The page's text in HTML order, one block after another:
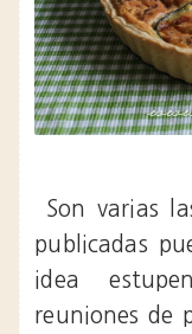
Son varias
publicadas
idea
reuniones de